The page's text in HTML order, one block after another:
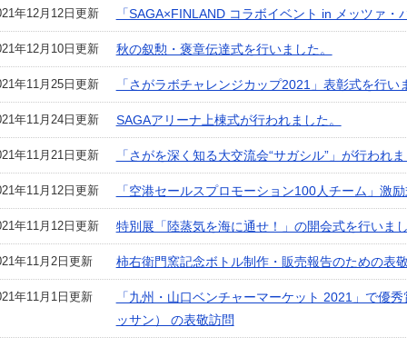
年12月12日更新 「SAGA×FINLAND コラボイベント in メッツァ
年12月10日更新 秋の叙勲・褒章伝達式を行いました。
年11月25日更新 「さがラボチャレンジカップ2021」表彰式を行い
年11月24日更新 SAGAアリーナ上棟式が行われました。
年11月21日更新 「さがを深く知る大交流会“サガシル”」が行われ
年11月12日更新 「空港セールスプロモーション100人チーム」激
年11月12日更新 特別展「陸蒸気を海に通せ！」の開会式を行いま
年11月2日更新 柿右衛門窯記念ボトル制作・販売報告のための表
年11月1日更新
「九州・山口ベンチャーマーケット 2021」で優
ッサン） の表敬訪問